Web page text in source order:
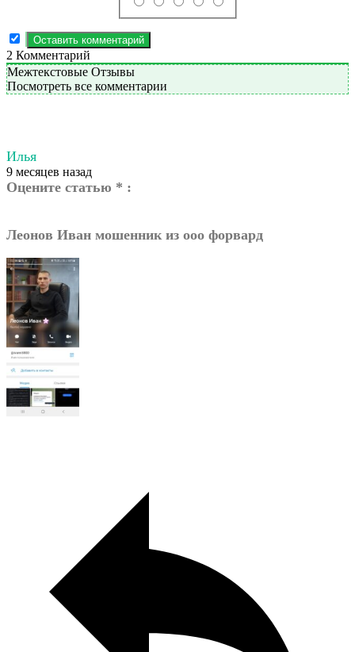
2 Комментарий
Межтекстовые Отзывы
Посмотреть все комментарии
Илья
9 месяцев назад
Оцените статью * :
Леонов Иван мошенник из ооо форвард